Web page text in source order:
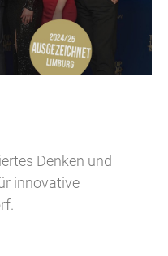
Denken und
innovative